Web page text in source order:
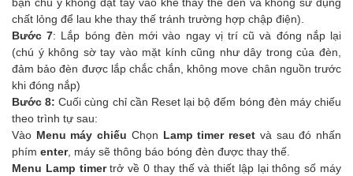
chất lỏng để lau khe thay thế tránh trường hợp chập điện).
Bước 7: Lắp bóng đèn mới vào ngay vị trí cũ và đóng nắp lại
(chú ý không sờ tay vào mặt kính cũng như dây trong của đèn,
đảm bảo đèn được lắp chắc chắn, không move chân nguồn trước
khi đóng nắp)
Bước 8:Cuối cùng chỉ cần Reset lại bộ đếm bóng đèn máy chiếu
theo trình tự sau:
Vào Menu máy chiếu Chọn Lamp timer reset và sau đó nhấn
phím enter, máy sẽ thông báo bóng đèn được thay thế.
Menu Lamp timertrở về 0 thay thế và thiết lập lại thông số máy